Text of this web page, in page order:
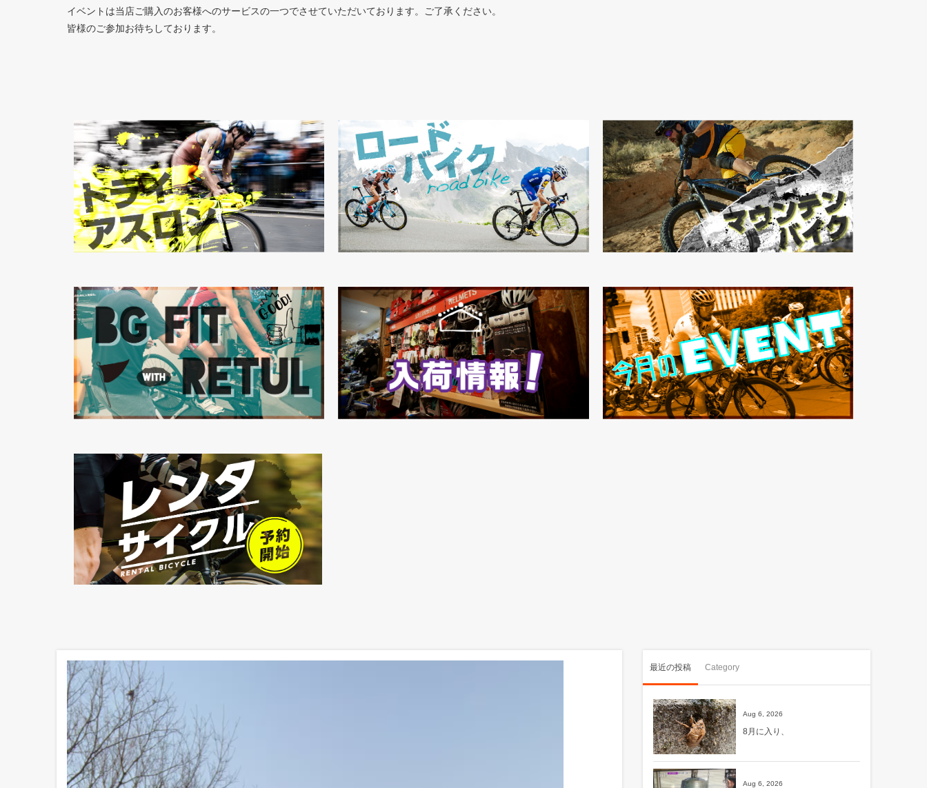
イベントは当店ご購入のお客様へのサービスの一つでさせていただいております。ご了承ください。
皆様のご参加お待ちしております。
最近の投稿 Category
Aug 6, 2026
8月に入り、
Aug 6, 2026